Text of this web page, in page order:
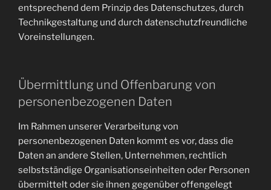
entsprechend dem Prinzip des Datenschutzes, durch
Technikgestaltung und durch datenschutzfreundliche
Voreinstellungen.
Übermittlung und Offenbarung von
personenbezogenen Daten
Im Rahmen unserer Verarbeitung von
personenbezogenen Daten kommt es vor, dass die
Daten an andere Stellen, Unternehmen, rechtlich
selbstständige Organisationseinheiten oder Personen
übermittelt oder sie ihnen gegenüber offengelegt